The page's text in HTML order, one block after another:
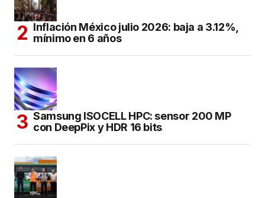
Inflación México julio 2026: baja a 3.12%,
mínimo en 6 años
Samsung ISOCELL HPC: sensor 200 MP
con DeepPix y HDR 16 bits